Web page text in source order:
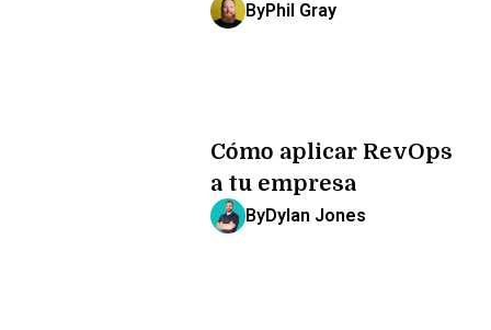
ByPhil Gray
Cómo aplicar RevOps
a tu empresa
ByDylan Jones